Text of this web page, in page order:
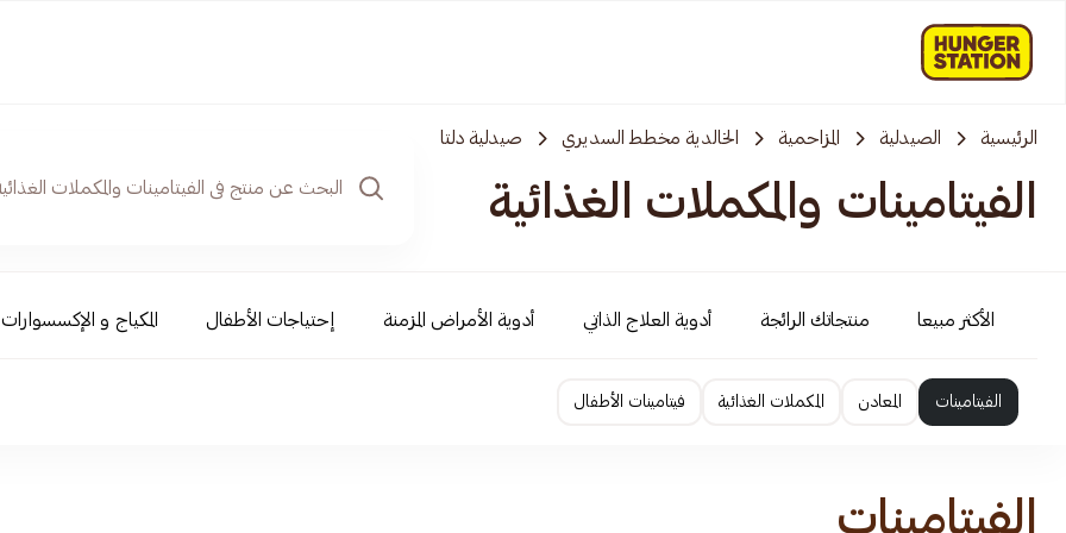
الرئيسية الصيدلية المزاحمية‎‎ الخالدية مخطط السديري صيدلية دلتا
الفيتامينات والمكملات الغذائية
الأكثر مبيعا منتجاتك الرائجة أدوية العلاج الذاتي أدوية الأمراض المزمنة إحتياجات الأطفال المكياج و الإكسسوارات
الفيتامينات المعادن المكملات الغذائية فيتامينات الأطفال
الفيتامينات